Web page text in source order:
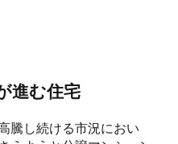
進む住宅
騰し続ける市況におい